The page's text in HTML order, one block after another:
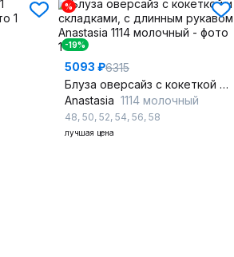
%
-19%
5093 ₽6315
Блуза оверсайз с кокеткой и складками, с длинным рукавом
Anastasia 1114 молочный
48, 50, 52, 54, 56, 58
лучшая цена